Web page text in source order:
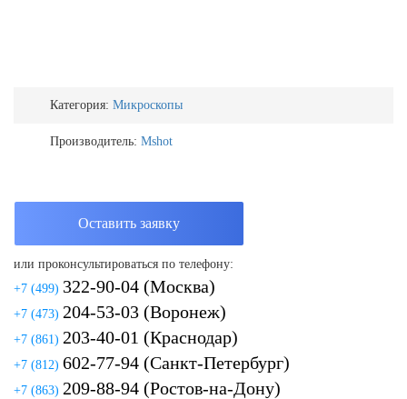
Категория: Микроскопы
Производитель: Mshot
Оставить заявку
или проконсультироваться по телефону:
+7 (499) 322-90-04 (Москва)
+7 (473) 204-53-03 (Воронеж)
+7 (861) 203-40-01 (Краснодар)
+7 (812) 602-77-94 (Санкт-Петербург)
+7 (863) 209-88-94 (Ростов-на-Дону)